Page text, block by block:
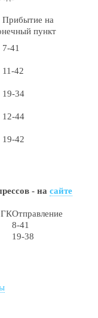
Прибытие на
пункт
7-41
11-42
19-34
12-44
19-42
- насайте
ГКОтправление
8-41
19-38